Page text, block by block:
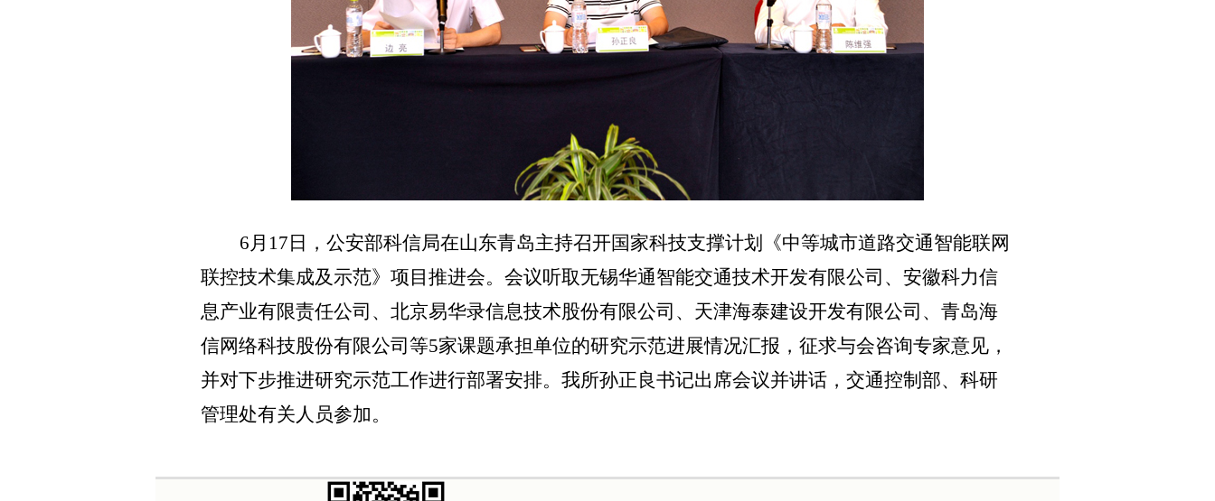
6月 17 日，公安部科信局在山东青岛主持召开国家科技支撑计划《中等城市道路交通智能联网
联控技术集成及示范》项目推进会。会议听取无锡华通智能交通技术开发有限公司、安徽科力信
息产业有限责任公司、北京易华录信息技术股份有限公司、天津海泰建设开发有限公司、青岛海
信网络科技股份有限公司等5家课题承担单位的研究示范进展情况汇报，征求与会咨询专家意见，
并对下步推进研究示范工作进行部署安排。我所孙正良书记出席会议并讲话，交通控制部、科研
管理处有关人员参加。